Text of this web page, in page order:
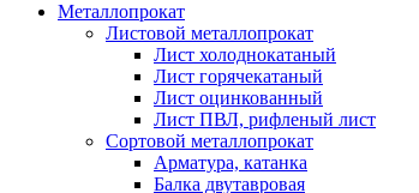
Металлопрокат
Листовой металлопрокат
Лист холоднокатаный
Лист горячекатаный
Лист оцинкованный
Лист ПВЛ, рифленый лист
Сортовой металлопрокат
Арматура, катанка
Балка двутавровая